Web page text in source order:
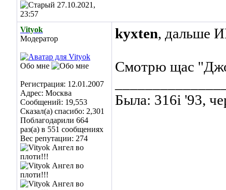
27.10.2021,
23:57
Vityok
Модератор
Обо мне
Регистрация: 12.01.2007
Адрес: Москва
Сообщений: 19,553
Сказал(а) спасибо: 2,301
Поблагодарили 664
раз(а) в 551 сообщениях
Вес репутации: 274
kyxten, дальше
Смотрю щас
Была: 316i '93,